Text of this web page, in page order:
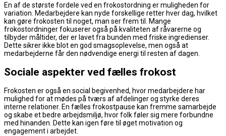
En af de største fordele ved en frokostordning er muligheden for
variation. Medarbejdere kan nyde forskellige retter hver dag, hvilket
kan gøre frokosten til noget, man ser frem til. Mange
frokostordninger fokuserer også på kvaliteten af råvarerne og
tilbyder måltider, der er lavet fra bunden med friske ingredienser.
Dette sikrer ikke blot en god smagsoplevelse, men også at
medarbejderne får den nødvendige energi til resten af dagen.
Sociale aspekter ved fælles frokost
Frokosten er også en social begivenhed, hvor medarbejdere har
mulighed for at mødes på tværs af afdelinger og styrke deres
interne relationer. En fælles frokostpause kan fremme samarbejde
og skabe et bedre arbejdsmiljø, hvor folk føler sig mere forbundne
med hinanden. Dette kan igen føre til øget motivation og
engagement i arbejdet.